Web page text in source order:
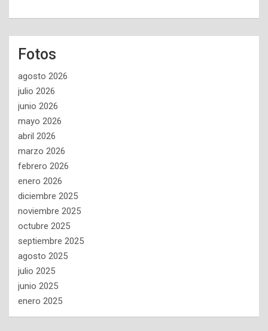
Fotos
agosto 2026
julio 2026
junio 2026
mayo 2026
abril 2026
marzo 2026
febrero 2026
enero 2026
diciembre 2025
noviembre 2025
octubre 2025
septiembre 2025
agosto 2025
julio 2025
junio 2025
enero 2025